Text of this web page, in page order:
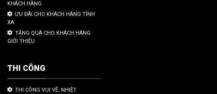
KHÁCH HÀNG
ƯU ĐÃI CHO KHÁCH HÀNG TỈNH
XA
TẶNG QUÀ CHO KHÁCH HÀNG
GIỚI THIỆU
THI CÔNG
THI CÔNG VUI VẼ, NHIỆT